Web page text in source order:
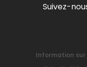
Suivez-
Information sur